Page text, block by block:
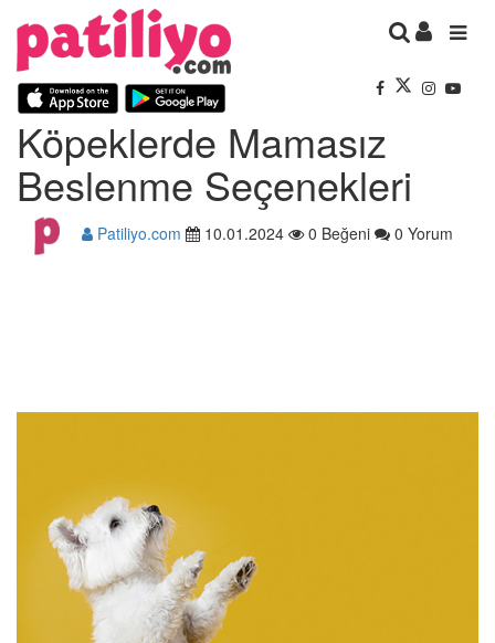
Köpeklerde Mamasız
Beslenme Seçenekleri
Patiliyo.com 10.01.2024 0 Beğeni 0 Yorum